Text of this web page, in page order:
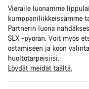
Vieraile luonamme
kumppaniliikkeissämme
Partnerin luona
SLX -pyörän. Voit myös
ostamiseen ja koon
huoltotarpeisiisi.
Löydät meidät täältä.